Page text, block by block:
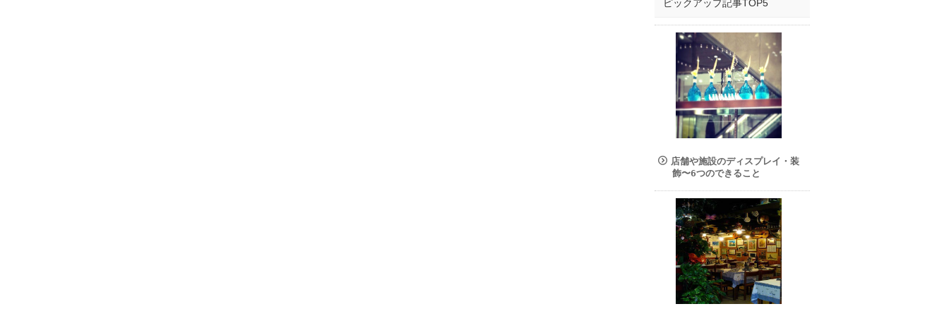
ピックアップ記事TOP5
店舗や施設のディスプレイ・装
飾〜6つのできること